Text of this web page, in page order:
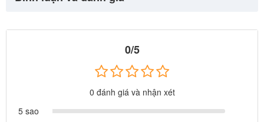
Review khu vui chơi ngoài trời lắp cho khách hàng ở HN: thú
nhún, bập bênh, mâm quay, hầm chui, cầu trượt liên hoàn,
0/5
0 đánh giá và nhận xét
5 sao